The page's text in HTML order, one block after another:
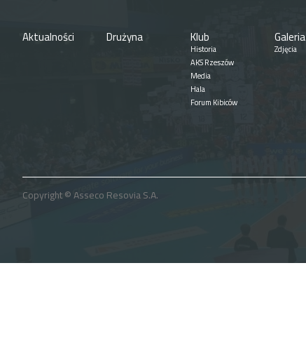
Aktualności Drużyna Klub
Historia
AKS Rzeszów
Media
Hala
Forum Kibiców
Galeria
Zdjęcia
Copyright © Asseco Resovia S.A.